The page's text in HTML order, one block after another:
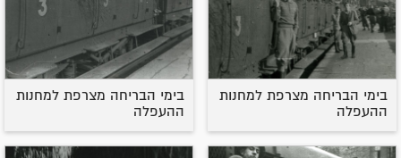
בימי הבריחה מצרפת למחנות
ההעפלה
בימי הבריחה מצרפת למחנות
ההעפלה